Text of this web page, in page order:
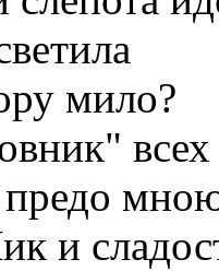
мило?
всех
предо
и